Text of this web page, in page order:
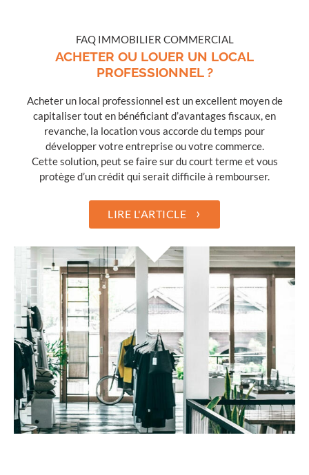
FAQ IMMOBILIER COMMERCIAL
ACHETER OU LOUER UN LOCAL
PROFESSIONNEL ?
Acheter un local professionnel est un excellent moyen de
capitaliser tout en bénéficiant d’avantages fiscaux, en
revanche, la location vous accorde du temps pour
développer votre entreprise ou votre commerce.
Cette solution, peut se faire sur du court terme et vous
protège d’un crédit qui serait difficile à rembourser.
LIRE L'ARTICLE ›